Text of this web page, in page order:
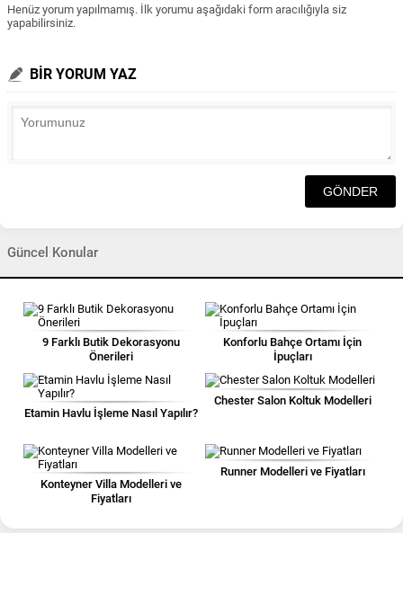
Henüz yorum yapılmamış. İlk yorumu aşağıdaki form aracılığıyla siz
yapabilirsiniz.
BİR YORUM YAZ
Güncel Konular
9 Farklı Butik Dekorasyonu
Önerileri
Konforlu Bahçe Ortamı İçin
İpuçları
Etamin Havlu İşleme Nasıl Yapılır?
Chester Salon Koltuk Modelleri
Konteyner Villa Modelleri ve
Fiyatları
Runner Modelleri ve Fiyatları